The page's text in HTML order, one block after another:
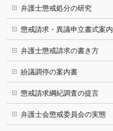
弁護士懲戒処分の研究
懲戒請求・異議申立書式案内
弁護士懲戒請求の書き方
紛議調停の案内書
懲戒請求綱紀調査の提言
弁護士会懲戒委員会の実態